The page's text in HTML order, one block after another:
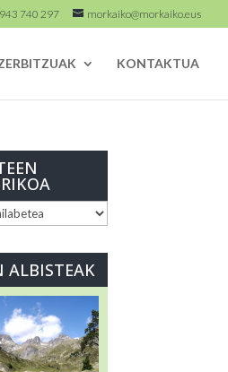
943 740 297 morkaiko@morkaiko.eus
KONTAKTUA
ALBISTEAK